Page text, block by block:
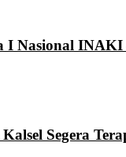
I Nasional INAKI
Segera